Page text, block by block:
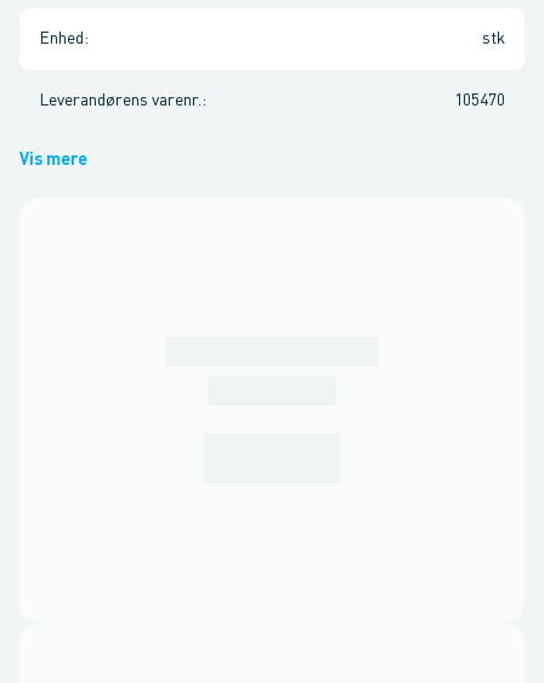
Enhed : stk
Leverandørens varenr. : 105470
Vis mere